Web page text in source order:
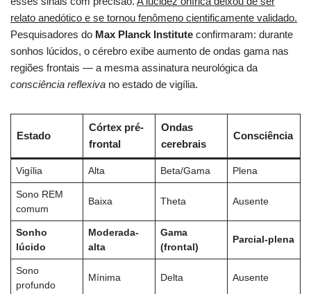
relato anedótico e se tornou fenômeno cientificamente validado.
Pesquisadores do Max Planck Institute confirmaram: durante
sonhos lúcidos, o cérebro exibe aumento de ondas gama nas
regiões frontais — a mesma assinatura neurológica da
consciência reflexiva no estado de vigília.
Estado
Córtex pré-
frontal
Ondas
cerebrais
Consciência
Vigília Alta Beta/Gama Plena
Sono REM
comum
Baixa Theta Ausente
Sonho
lúcido
Moderada-
alta
Gama
(frontal)
Parcial-plena
Sono
profundo
Mínima Delta Ausente